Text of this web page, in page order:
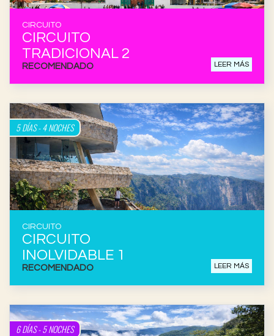
CIRCUITO
CIRCUITO
TRADICIONAL 2
RECOMENDADO LEER MÁS
5 DÍAS - 4 NOCHES
CIRCUITO
CIRCUITO
INOLVIDABLE 1
RECOMENDADO LEER MÁS
6 DÍAS - 5 NOCHES